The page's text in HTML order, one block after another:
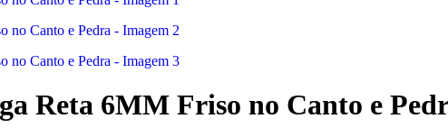
Reta 6MM Friso no Canto e